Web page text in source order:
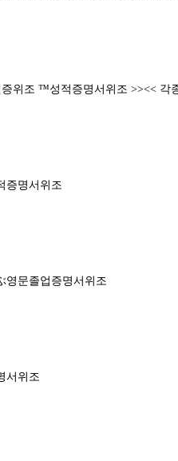
위조 ™성적증명서위조 >><< 각
증명서위조
영문졸업증명서위조
서위조